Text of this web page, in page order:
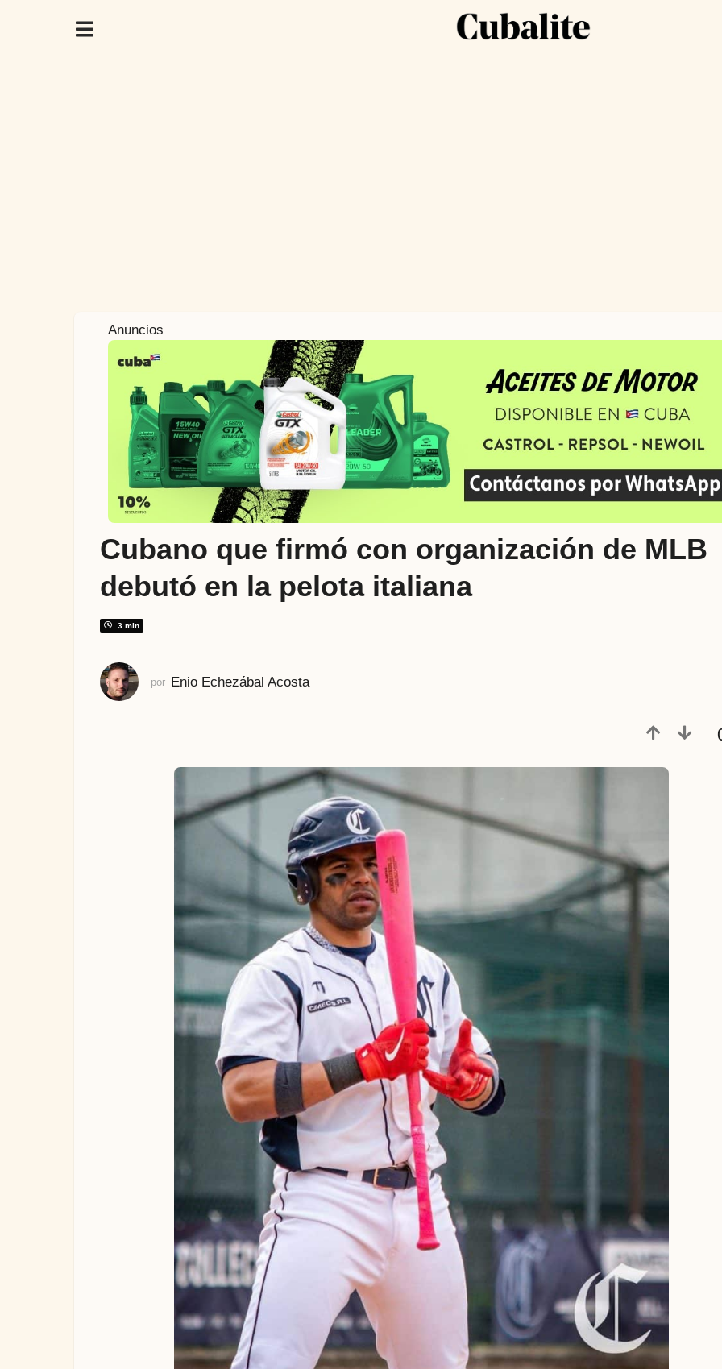
a
ñ
o
a
á
Anuncios
Cubano que firmó con organización de MLB
debutó en la pelota italiana
3 min
por Enio Echezábal Acosta